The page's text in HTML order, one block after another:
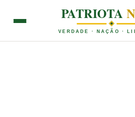
PATRIOTA
VERDADE · NAÇÃO ·